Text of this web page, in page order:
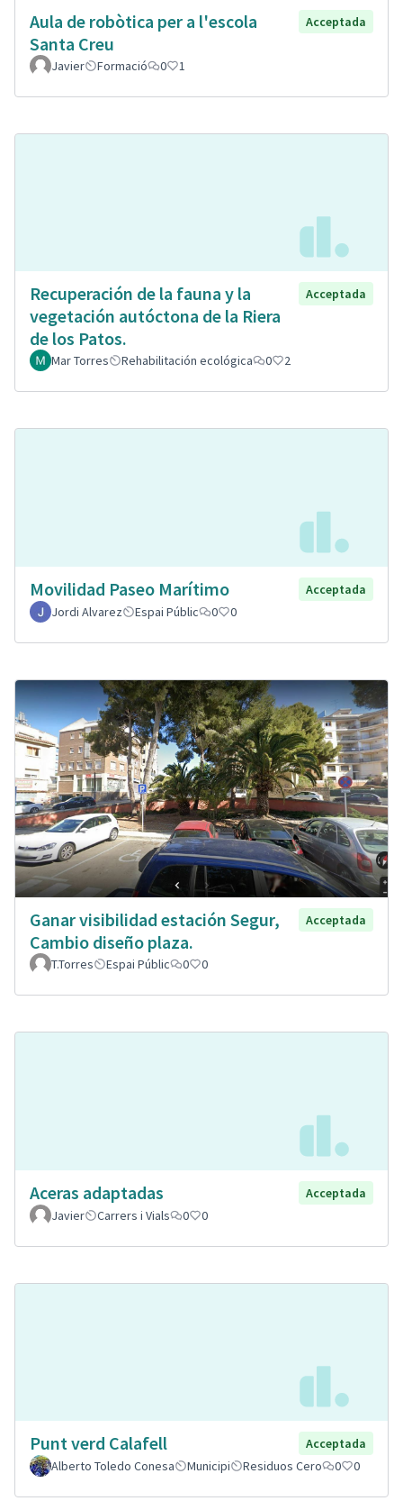
Aula de robòtica per a l'escola
Santa Creu
Acceptada
Javier Formació 0 1
Recuperación de la fauna y la
vegetación autóctona de la Riera
de los Patos.
Acceptada
Mar Torres Rehabilitación ecológica 0 2
Movilidad Paseo Marítimo
Acceptada
Jordi Alvarez
Espai Públic 0 0
Ganar visibilidad estación Segur,
Cambio diseño plaza.
Acceptada
T.Torres Espai Públic 0 0
Aceras adaptadas
Acceptada
Javier
Carrers i Vials 0 0
Punt verd Calafell
Acceptada
Alberto Toledo Conesa
Municipi Residuos Cero 0 0